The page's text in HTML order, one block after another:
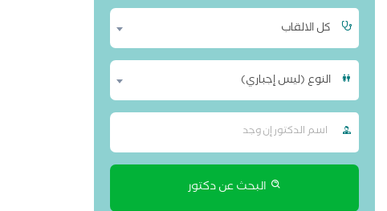
كل الالقاب
النوع (ليس إجباري)
البحث عن دكتور